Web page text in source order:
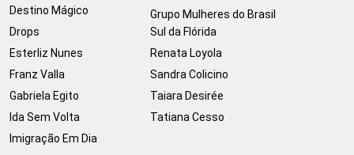
Destino Mágico
Drops
Esterliz Nunes
Franz Valla
Gabriela Egito
Ida Sem Volta
Imigração Em Dia
Grupo Mulheres do Brasil
Sul da Flórida
Renata Loyola
Sandra Colicino
Taiara Desirée
Tatiana Cesso